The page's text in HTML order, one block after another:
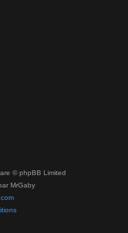
© phpBB Limited
MrGaby